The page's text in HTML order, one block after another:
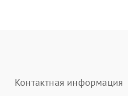
Контактная информация